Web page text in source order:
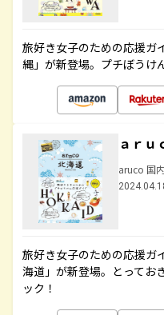
旅好き女子のための応援ガ
縄」が新登場。プチぼうけ
ａｒ
aruco 国内
旅好き女子のための応援ガ
海道」が新登場。とってお
ック！